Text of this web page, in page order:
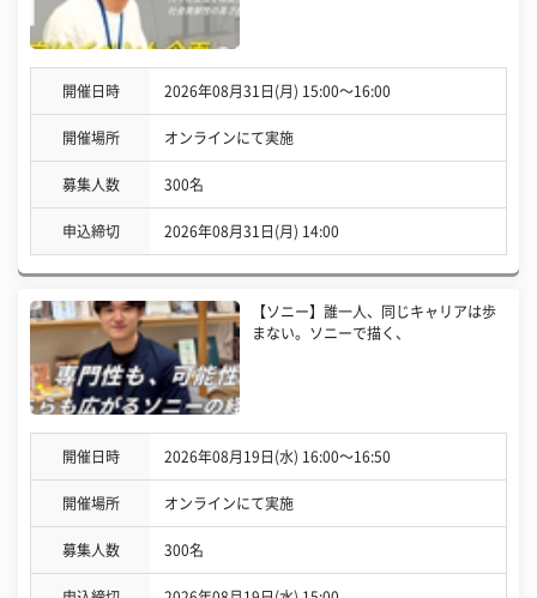
開催日時 2026年08月31日(月) 15:00〜16:00
開催場所 オンラインにて実施
募集人数 300名
申込締切 2026年08月31日(月) 14:00
【ソニー】誰一人、同じキャリアは歩
まない。ソニーで描く、
開催日時 2026年08月19日(水) 16:00〜16:50
開催場所 オンラインにて実施
募集人数 300名